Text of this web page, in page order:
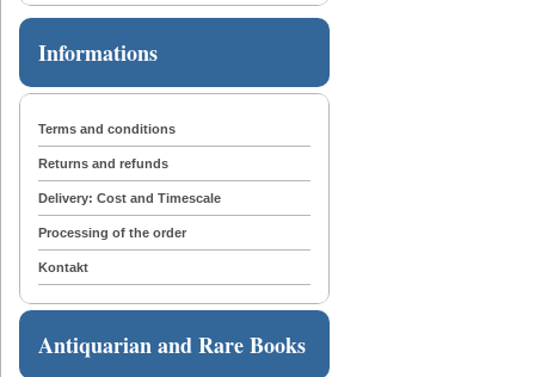
Informations
Terms and conditions
Returns and refunds
Delivery: Cost and Timescale
Processing of the order
Kontakt
Antiquarian and Rare Books